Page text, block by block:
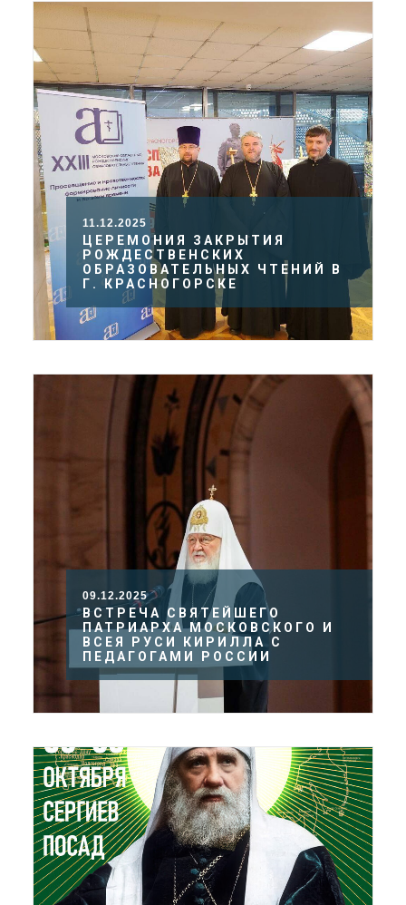
11.12.2025
ЦЕРЕМОНИЯ ЗАКРЫТИЯ
РОЖДЕСТВЕНСКИХ
ОБРАЗОВАТЕЛЬНЫХ ЧТЕНИЙ В
Г. КРАСНОГОРСКЕ
09.12.2025
ВСТРЕЧА СВЯТЕЙШЕГО
ПАТРИАРХА МОСКОВСКОГО И
ВСЕЯ РУСИ КИРИЛЛА С
ПЕДАГОГАМИ РОССИИ